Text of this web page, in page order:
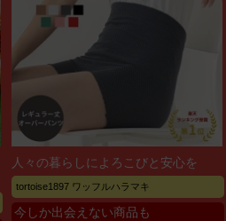
人々の暮らしによろこびと安心を
tortoise1897 ワッフルハラマキ
今しか出会えない商品も